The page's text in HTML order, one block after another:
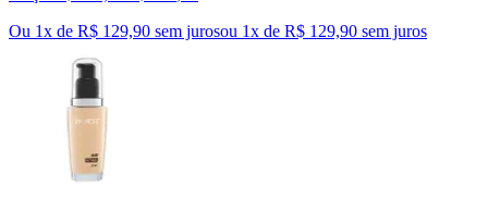
Ou 1x de R$ 129,90 sem jurosou 1x de R$ 129,90 sem juros